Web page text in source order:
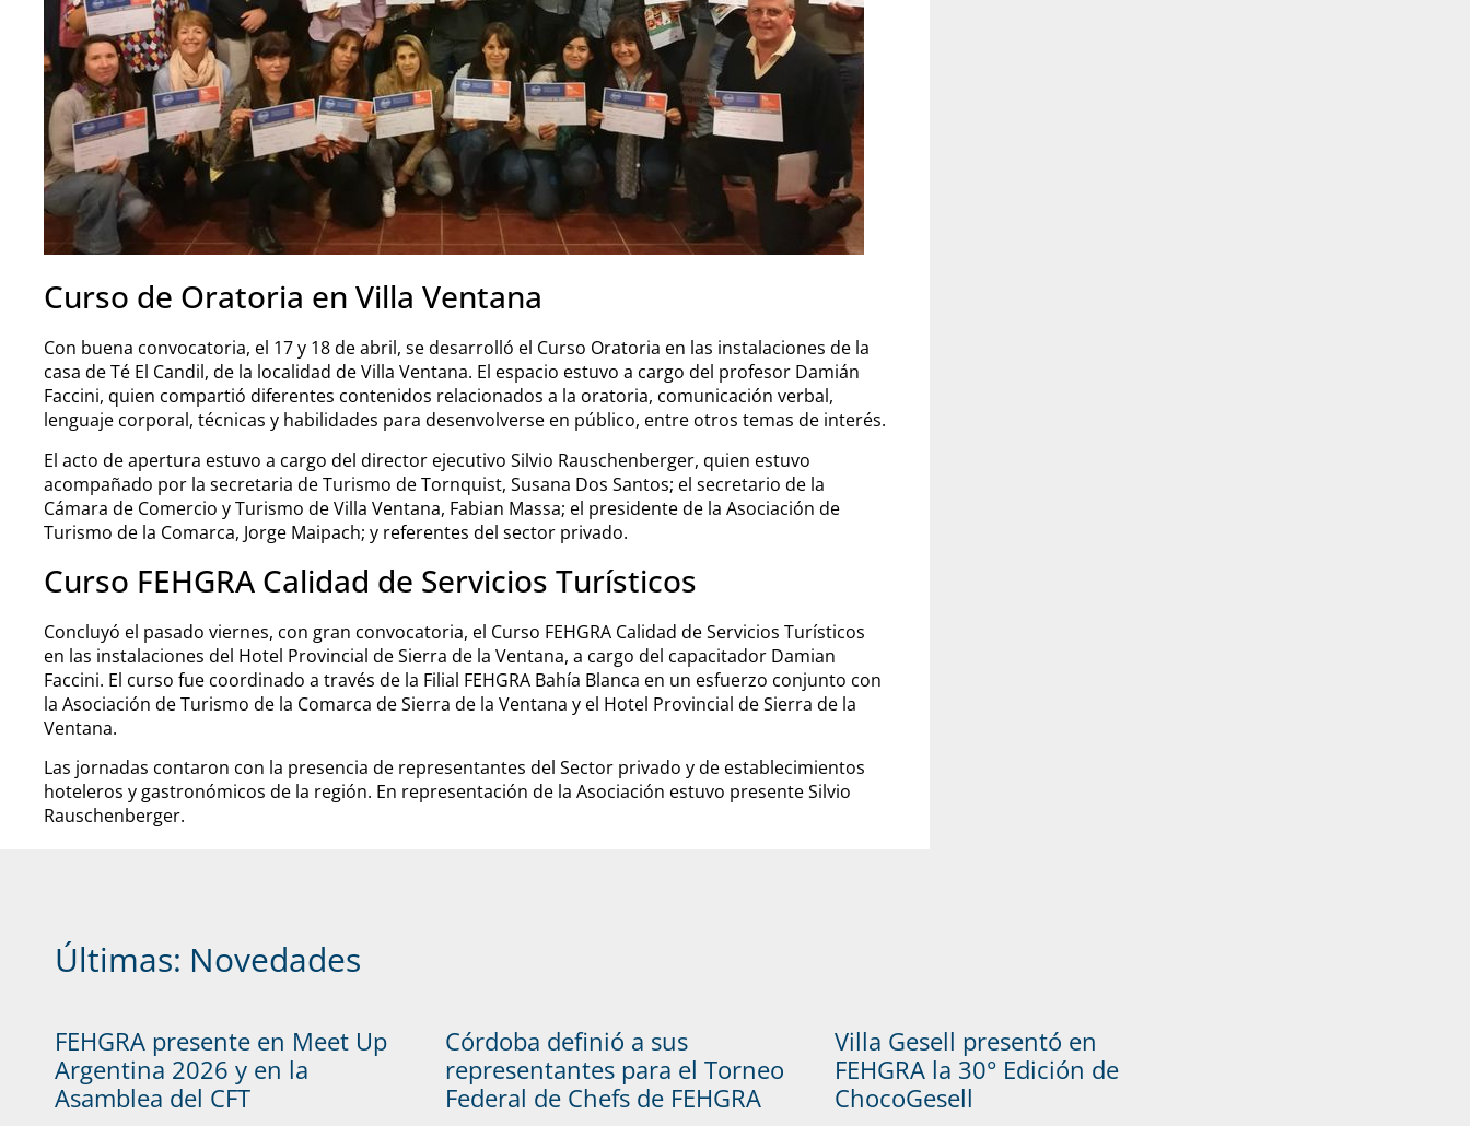
Curso de Oratoria en Villa Ventana
Con buena convocatoria, el 17 y 18 de abril, se desarrolló el Curso Oratoria en las instalaciones de la
casa de Té El Candil, de la localidad de Villa Ventana. El espacio estuvo a cargo del profesor Damián
Faccini, quien compartió diferentes contenidos relacionados a la oratoria, comunicación verbal,
lenguaje corporal, técnicas y habilidades para desenvolverse en público, entre otros temas de interés.
El acto de apertura estuvo a cargo del director ejecutivo Silvio Rauschenberger, quien estuvo
acompañado por la secretaria de Turismo de Tornquist, Susana Dos Santos; el secretario de la
Cámara de Comercio y Turismo de Villa Ventana, Fabian Massa; el presidente de la Asociación de
Turismo de la Comarca, Jorge Maipach; y referentes del sector privado.
Curso FEHGRA Calidad de Servicios Turísticos
Concluyó el pasado viernes, con gran convocatoria, el Curso FEHGRA Calidad de Servicios Turísticos
en las instalaciones del Hotel Provincial de Sierra de la Ventana, a cargo del capacitador Damian
Faccini. El curso fue coordinado a través de la Filial FEHGRA Bahía Blanca en un esfuerzo conjunto con
la Asociación de Turismo de la Comarca de Sierra de la Ventana y el Hotel Provincial de Sierra de la
Ventana.
Las jornadas contaron con la presencia de representantes del Sector privado y de establecimientos
hoteleros y gastronómicos de la región. En representación de la Asociación estuvo presente Silvio
Rauschenberger.
Últimas: Novedades
FEHGRA presente en Meet Up
Argentina 2026 y en la
Asamblea del CFT
Córdoba definió a sus
representantes para el Torneo
Federal de Chefs de FEHGRA
Villa Gesell presentó en
FEHGRA la 30° Edición de
ChocoGesell